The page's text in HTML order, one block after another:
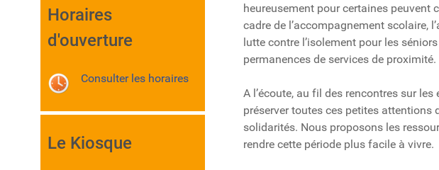
Horaires
d'ouverture
Consulter les horaires
Le Kiosque
heureusement pour certaines peuvent
cadre de l’accompagnement scolaire,
lutte contre l’isolement pour les
permanences de services de proximité.
A l’écoute, au fil des rencontres sur
préserver toutes ces petites
solidarités. Nous proposons les
rendre cette période plus facile à vivre.